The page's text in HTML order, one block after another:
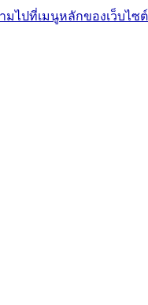
มไปที่เมนูหลักของเว็บไซต์